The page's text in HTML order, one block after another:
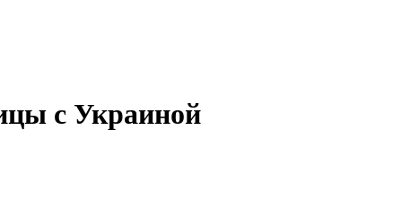
с Украиной